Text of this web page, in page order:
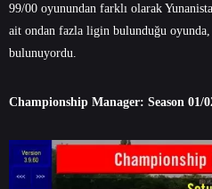
99/00 oyunundan farklı olarak
ait ondan fazla ligin bulunduğu
bulunuyordu.
Championship Manager: Season 01/